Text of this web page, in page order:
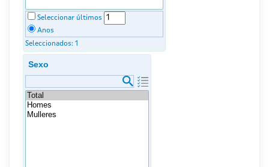
Seleccionar últimos
Anos
Seleccionados: 1
Sexo